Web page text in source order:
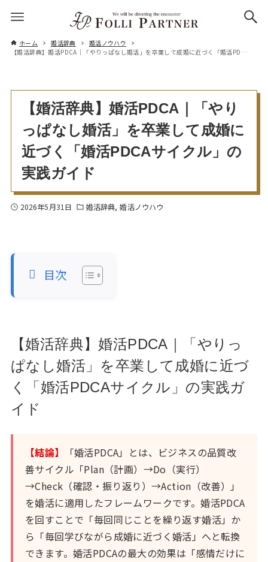
ホーム 婚活辞典
婚活ノウハウ
【婚活辞典】婚活PDCA｜「やりっぱなし婚活」を卒業して成婚に近づく「婚活PDCAサイクル」の実践ガイド
【婚活辞典】婚活PDCA｜「やり
っぱなし婚活」を卒業して成婚に
近づく「婚活PDCAサイクル」の
実践ガイド
2026年5月31日 婚活辞典 婚活ノウハウ
目次
【婚活辞典】婚活PDCA｜「やりっ
ぱなし婚活」を卒業して成婚に近づ
く「婚活PDCAサイクル」の実践ガ
イド
【結論】
「婚活PDCA」とは、ビジネスの品質改
善サイクル「Plan（計画）→Do（実行）
→Check（確認・振り返り）→Action（改善）」
を婚活に適用したフレームワークです。婚活PDCA
を回すことで「毎回同じことを繰り返す婚活」か
ら「毎回学びながら成婚に近づく婚活」へと転換
できます。婚活PDCAの最大の効果は「感情だけに